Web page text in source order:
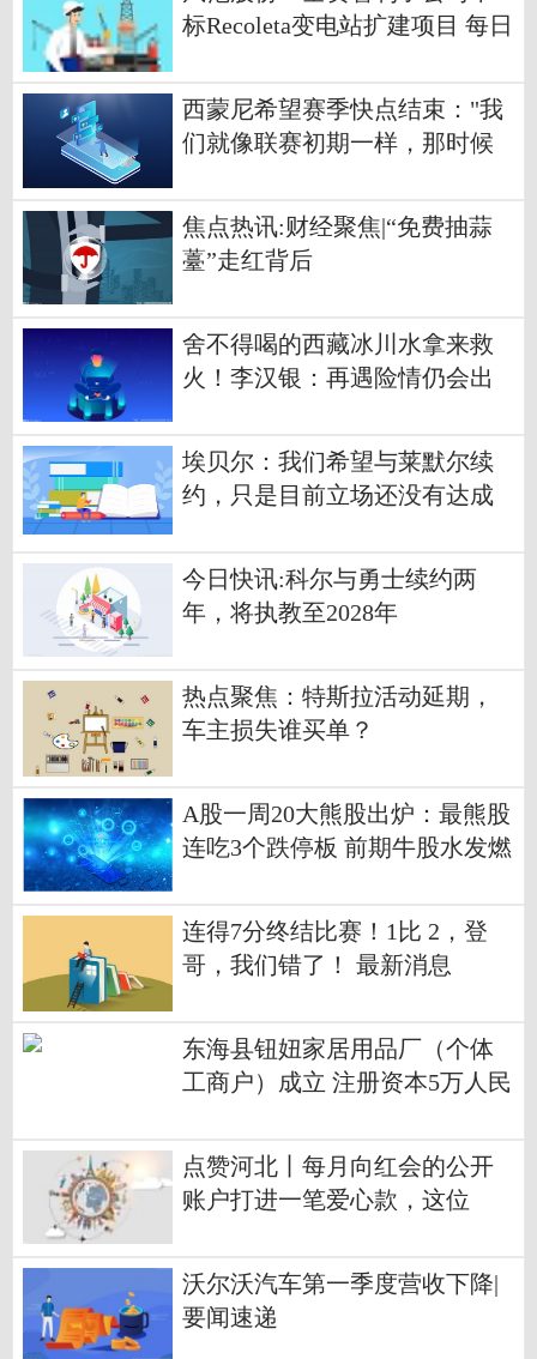
标Recoleta变电站扩建项目 每日
西蒙尼希望赛季快点结束："我
们就像联赛初期一样，那时候
焦点热讯:财经聚焦|“免费抽蒜
薹”走红背后
舍不得喝的西藏冰川水拿来救
火！李汉银：再遇险情仍会出
埃贝尔：我们希望与莱默尔续
约，只是目前立场还没有达成
今日快讯:科尔与勇士续约两
年，将执教至2028年
热点聚焦：特斯拉活动延期，
车主损失谁买单？
A股一周20大熊股出炉：最熊股
连吃3个跌停板 前期牛股水发燃
连得7分终结比赛！1比 2，登
哥，我们错了！ 最新消息
东海县钮妞家居用品厂（个体
工商户）成立 注册资本5万人民
点赞河北丨每月向红会的公开
账户打进一笔爱心款，这位
年，红会工作人员：这份坚持
的爱心深深打动了我们
沃尔沃汽车第一季度营收下降|
要闻速递